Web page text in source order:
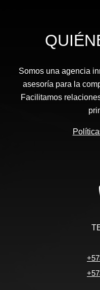
Somos una agencia
asesoría para la
Facilitamos